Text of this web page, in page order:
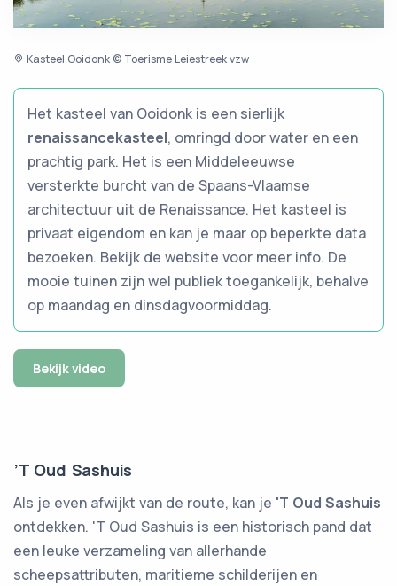
Kasteel Ooidonk © Toerisme Leiestreek vzw
Het kasteel van Ooidonk is een sierlijk
renaissancekasteel, omringd door water en een
prachtig park. Het is een Middeleeuwse
versterkte burcht van de Spaans-Vlaamse
architectuur uit de Renaissance. Het kasteel is
privaat eigendom en kan je maar op beperkte data
bezoeken. Bekijk de website voor meer info. De
mooie tuinen zijn wel publiek toegankelijk, behalve
op maandag en dinsdagvoormiddag.
Bekijk video
’T Oud Sashuis
Als je even afwijkt van de route, kan je 'T Oud Sashuis
ontdekken. 'T Oud Sashuis is een historisch pand dat
een leuke verzameling van allerhande
scheepsattributen, maritieme schilderijen en